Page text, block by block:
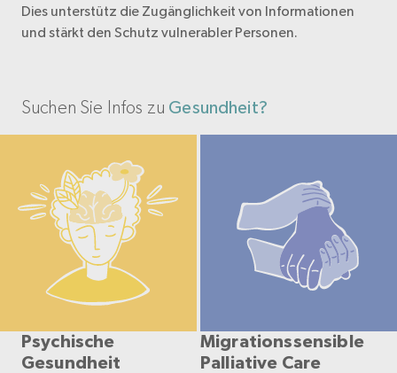
Dies unterstütz die Zugänglichkeit von Informationen
und stärkt den Schutz vulnerabler Personen.
Suchen Sie Infos zu Gesundheit?
Psychische
Gesundheit
Migrationssensible
Palliative Care